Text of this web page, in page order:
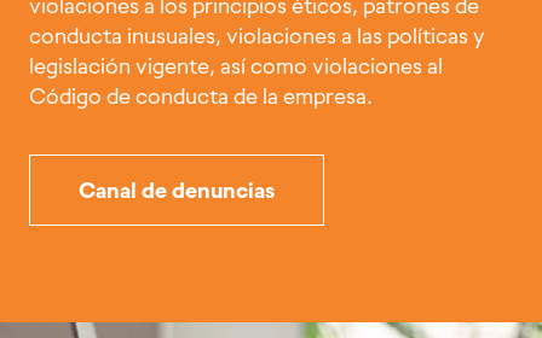
violaciones a los principios éticos, patrones de
conducta inusuales, violaciones a las políticas y
legislación vigente, así como violaciones al
Código de conducta de la empresa.
Canal de denuncias